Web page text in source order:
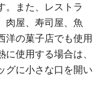
。また、レストラ
肉屋、寿司屋、魚
洋の菓子店でも使用
使用する場合は、
グに小さな口を開い